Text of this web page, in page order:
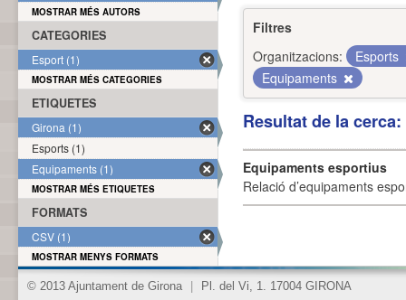
Filtres
Organitzacions:
Esports
Equipaments
Resultat de la
Equipaments esportius
Relació d’equipaments
MOSTRAR MÉS AUTORS
CATEGORIES
Esport (1)
MOSTRAR MÉS CATEGORIES
ETIQUETES
Girona (1)
Esports (1)
Equipaments (1)
MOSTRAR MÉS ETIQUETES
FORMATS
CSV (1)
MOSTRAR MENYS FORMATS
© 2013 Ajuntament de Girona Pl. del Vi, 1. 17004 GIRONA